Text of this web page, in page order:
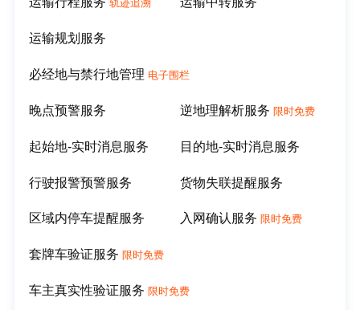
轨迹追溯
运输规划服务
必经地与禁行地管理 电子围栏
晚点预警服务 逆地理解析服务 限时免费
起始地-实时消息服务 目的地-实时消息服务
行驶报警预警服务 货物失联提醒服务
区域内停车提醒服务 入网确认服务 限时免费
套牌车验证服务 限时免费
车主真实性验证服务 限时免费